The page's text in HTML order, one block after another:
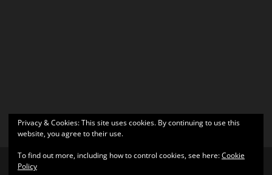
Privacy & Cookies: This site uses cookies. By continuing to use this
website, you agree to their use.
To find out more, including how to control cookies, see here:Cookie
Policy